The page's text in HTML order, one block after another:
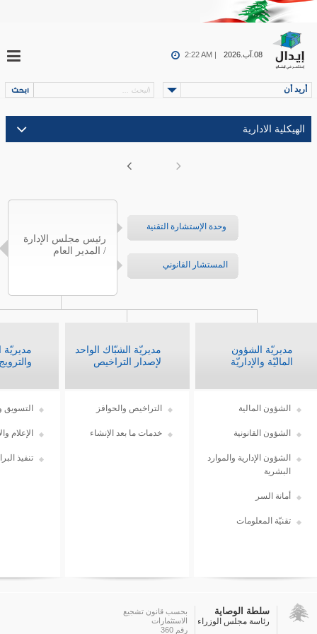
08.آب.2026 2:22 AM |
أريد أن
رئيس مجلس الإدارة
/ المدير العام
وحدة الإستشارة التقنية
المستشار القانوني
مديريّة
مديريّة الشبّاك الواحد
لإصدار التراخيص
مديريّة الشؤون
الماليّة والإداريّة
التسويق
الإعلام
تنفيذ
التراخيص والحوافز
خدمات ما بعد الإنشاء
الشؤون المالية
الشؤون القانونية
الشؤون الإدارية والموارد
البشرية
أمانة السر
تقنيّة المعلومات
سلطة الوصاية
رئاسة مجلس الوزراء
بحسب قانون تشجيع
الاستثمارات
رقم 360